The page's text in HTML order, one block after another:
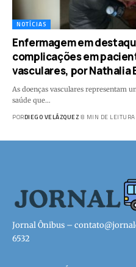
NOTÍCIAS
Enfermagem em
complicações em
vasculares, por Nathalia
As doenças vasculares representam
saúde que…
PORDIEGO VELÁZQUEZ 8 MIN DE LEITURA
Jornal Ônibus –
6532